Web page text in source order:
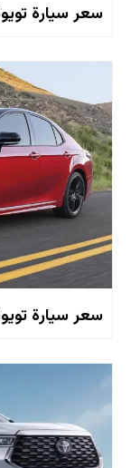
سعر سيارة تويوتا راش
سعر سيارة تويوتا كامري